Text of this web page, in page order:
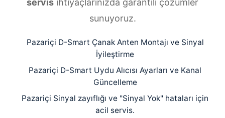
servis ihtiyaçlarınızda garantili çözümler
sunuyoruz.
Pazariçi D-Smart Çanak Anten Montajı ve Sinyal
İyileştirme
Pazariçi D-Smart Uydu Alıcısı Ayarları ve Kanal
Güncelleme
Pazariçi Sinyal zayıflığı ve "Sinyal Yok" hataları için
acil servis.